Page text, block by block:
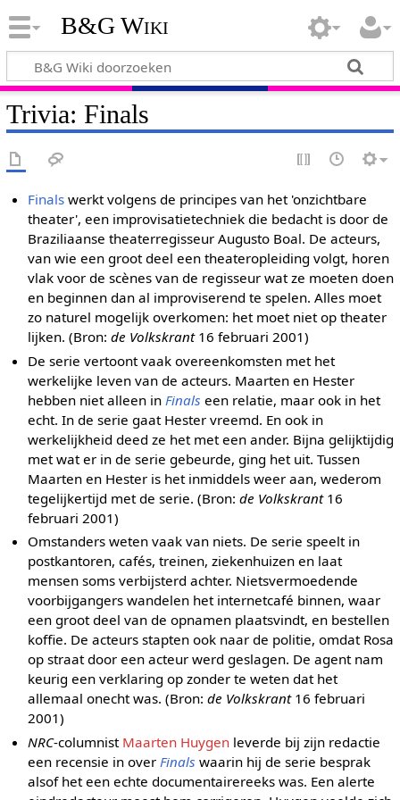
B&G Wiki
Trivia: Finals
Finals werkt volgens de principes van het 'onzichtbare
theater', een improvisatietechniek die bedacht is door de
Braziliaanse theaterregisseur Augusto Boal. De acteurs,
van wie een groot deel een theateropleiding volgt, horen
vlak voor de scènes van de regisseur wat ze moeten doen
en beginnen dan al improviserend te spelen. Alles moet
zo naturel mogelijk overkomen: het moet niet op theater
lijken. (Bron:de Volkskrant16 februari 2001)
De serie vertoont vaak overeenkomsten met het
werkelijke leven van de acteurs. Maarten en Hester
hebben niet alleen in Finals een relatie, maar ook in het
echt. In de serie gaat Hester vreemd. En ook in
werkelijkheid deed ze het met een ander. Bijna gelijktijdig
met wat er in de serie gebeurde, ging het uit. Tussen
Maarten en Hester is het inmiddels weer aan, wederom
tegelijkertijd met de serie. (Bron:de Volkskrant16
februari 2001)
Omstanders weten vaak van niets. De serie speelt in
postkantoren, cafés, treinen, ziekenhuizen en laat
mensen soms verbijsterd achter. Nietsvermoedende
voorbijgangers wandelen het internetcafé binnen, waar
een groot deel van de opnamen plaatsvindt, en bestellen
koffie. De acteurs stapten ook naar de politie, omdat Rosa
op straat door een acteur werd geslagen. De agent nam
keurig een verklaring op zonder te weten dat het
allemaal onecht was. (Bron:de Volkskrant16 februari
2001)
NRC-columnist Maarten Huygen leverde bij zijn redactie
een recensie in overFinals waarin hij de serie besprak
alsof het een echte documentairereeks was. Een alerte